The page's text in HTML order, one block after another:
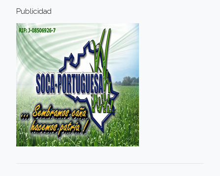
Publicidad